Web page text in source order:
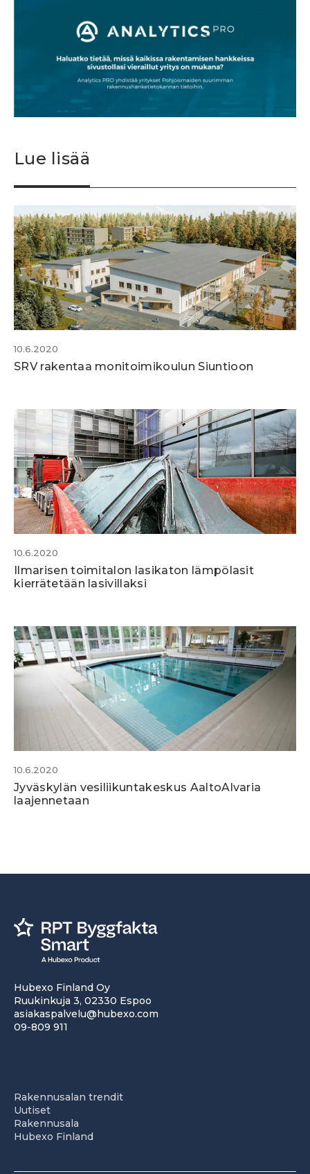
Lue lisää
10.6.2020
SRV rakentaa monitoimikoulun Siuntioon
10.6.2020
Ilmarisen toimitalon lasikaton lämpölasit
kierrätetään lasivillaksi
10.6.2020
Jyväskylän vesiliikuntakeskus AaltoAlvaria
laajennetaan
Hubexo Finland Oy
Ruukinkuja 3, 02330 Espoo
asiakaspalvelu@hubexo.com
09-809 911
Rakennusalan trendit
Uutiset
Rakennusala
Hubexo Finland